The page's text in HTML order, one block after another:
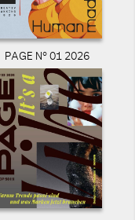
PAGE N° 01 2026